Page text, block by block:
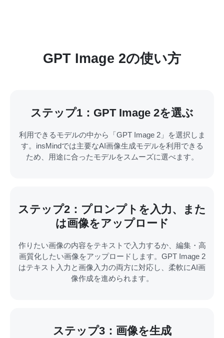
GPT Image 2の使い方
ステップ1：GPT Image 2を選ぶ
利用できるモデルの中から「GPT Image 2」を選択しま
す。insMindでは主要なAI画像生成モデルを利用できる
ため、用途に合ったモデルをスムーズに選べます。
ステップ2：プロンプトを入力、また
は画像をアップロード
作りたい画像の内容をテキストで入力するか、編集・高
画質化したい画像をアップロードします。GPT Image 2
はテキスト入力と画像入力の両方に対応し、柔軟にAI画
像作成を進められます。
ステップ3：画像を生成